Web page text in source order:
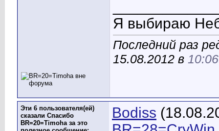
Я выбираю
Последний раз
15.08.2012 в 10:06
Эти 6 пользователя(ей)
сказали Спасибо
BR=20=Timoha за это
Bodiss